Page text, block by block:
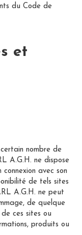
du Code de
et
nombre de
A.G.H. ne dispose
avec son
de tels sites
A.G.H. ne peut
de quelque
ces sites ou
produits ou